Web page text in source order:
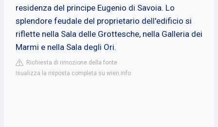
residenza del principe Eugenio di Savoia. Lo
splendore feudale del proprietario dell'edificio si
riflette nella Sala delle Grottesche, nella Galleria dei
Marmi e nella Sala degli Ori.
Richiesta di rimozione della fonte
isualizza la risposta completa su wien.info